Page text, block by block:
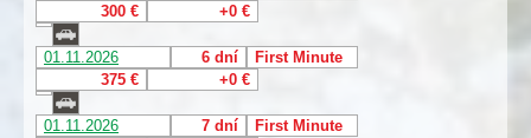
300 €
+0 €
01.11.2026 6 dní
First Minute
375 €
+0 €
01.11.2026 7 dní
First Minute